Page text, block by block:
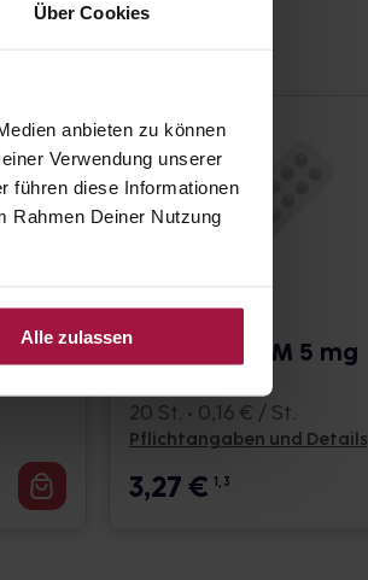
Über Cookies
anbieten zu können
Verwendung unserer
führen diese Informationen
Rahmen Deiner Nutzung
Alle zulassen
LOMAPHARM 5 mg
20 St. • 0,16 € / St.
Pflichtangaben und Details
3,27€ 1, 3